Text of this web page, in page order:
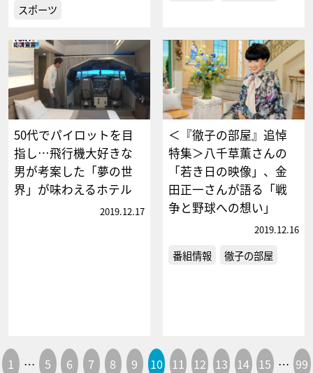
スポーツ
50代でパイロットを目
指し…飛行機大好きな
男が考案した「夢の世
界」が味わえるホテル
2019.12.17
＜『徹子の部屋』追悼
特集＞八千草薫さんの
「若き日の映像」、金
田正一さんが語る「戦
争と野球への想い」
2019.12.16
番組情報 徹子の部屋
1 … 5 6 7 8 9 10 11 12 13 14 15 … 99